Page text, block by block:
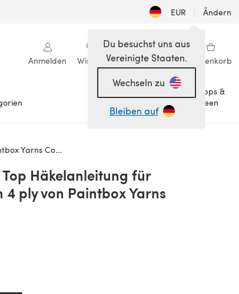
EUR | Ändern
Anmelden Wishlist Meine Bibliothek Warenkorb
Anlässe
Tipps &
Ideen
Du besuchst uns aus
Vereinigte Staaten.
Wechseln zu
Bleiben auf
Paintbox Yarns
Häkelanleitung für
ply von Paintbox Yarns